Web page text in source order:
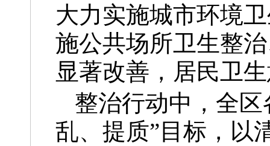
大力实施城市环境
施公共场所卫生整
显著改善，居民卫
整治行动中，全
乱、提质”目标，以